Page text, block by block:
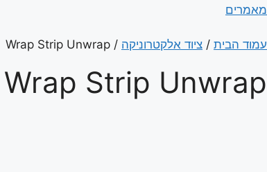
מאמרים
עמוד הבית / ציוד אלקטרוניקה / Wrap Strip Unwrap
Wrap Strip Unwrap